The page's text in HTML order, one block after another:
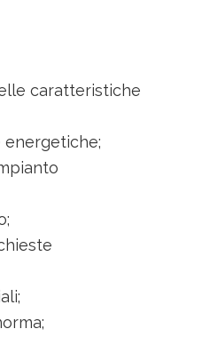
caratteristiche
energetiche;